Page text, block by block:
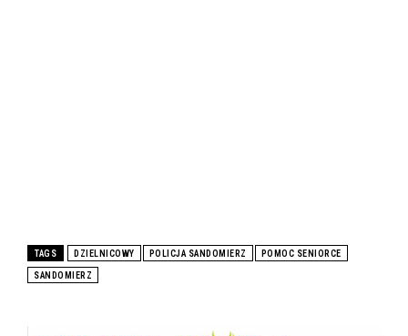
TAGS DZIELNICOWY POLICJA SANDOMIERZ POMOC SENIORCE
SANDOMIERZ